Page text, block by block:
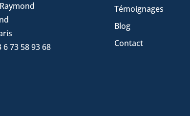
6 73 58 93 68
Témoignages
Blog
Contact